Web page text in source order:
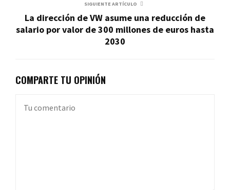
SIGUIENTE ARTÍCULO
La dirección de VW asume una reducción de
salario por valor de 300 millones de euros hasta
2030
COMPARTE TU OPINIÓN